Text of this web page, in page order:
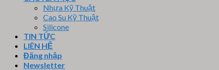
Nhựa Kỹ Thuật
Cao Su Kỹ Thuật
Silicone
TIN TỨC
LIÊN HỆ
Đăng nhập
Newsletter